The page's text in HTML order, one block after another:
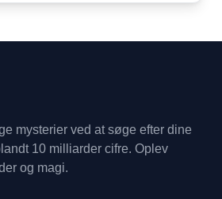
mysterier ved at søge efter dine
10 milliarder cifre. Oplev
og magi.